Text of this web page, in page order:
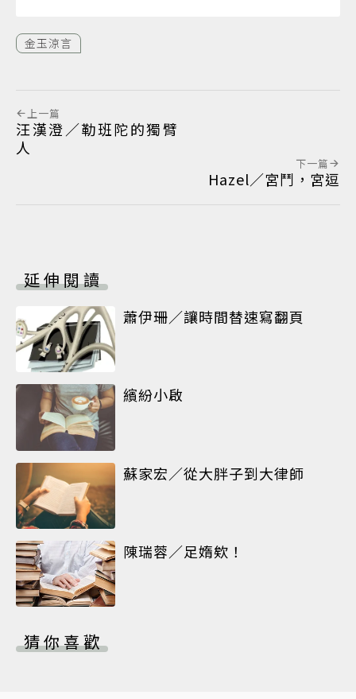
金玉涼言
上一篇
汪漢澄／勒班陀的獨臂
人
下一篇
Hazel／宮鬥，宮逗
延伸閱讀
蕭伊珊／讓時間替速寫翻頁
繽紛小啟
蘇家宏／從大胖子到大律師
陳瑞蓉／足媠欸！
猜你喜歡